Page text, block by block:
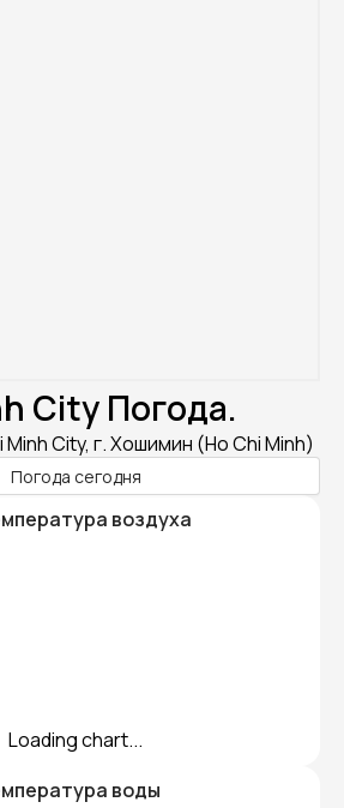
City Погода.
City, г. Хошимин (Ho Chi Minh)
Погода сегодня
воздуха
Loading chart...
воды